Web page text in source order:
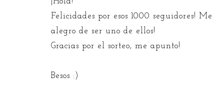
Felicidades por esos 1000 seguidores! Me
alegro de ser uno de ellos!
Gracias por el sorteo, me apunto!
Besos :)